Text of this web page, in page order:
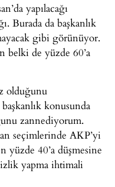
yapılacağı
Burada da başkanlık
gibi görünüyor.
belki de yüzde 60’a
olduğunu
konusunda
zannediyorum.
seçimlerinde AKP’yi
yüzde 40’a düşmesine
yapma ihtimali